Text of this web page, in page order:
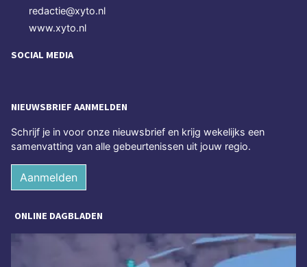
redactie@xyto.nl
www.xyto.nl
SOCIAL MEDIA
NIEUWSBRIEF AANMELDEN
Schrijf je in voor onze nieuwsbrief en krijg wekelijks een
samenvatting van alle gebeurtenissen uit jouw regio.
Aanmelden
ONLINE DAGBLADEN